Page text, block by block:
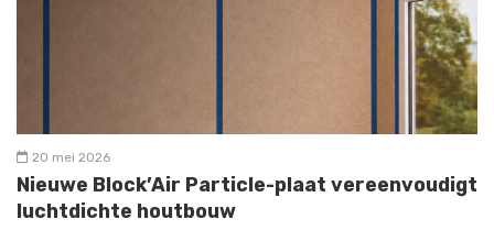
20 mei 2026
Nieuwe Block’Air Particle-plaat vereenvoudigt
luchtdichte houtbouw